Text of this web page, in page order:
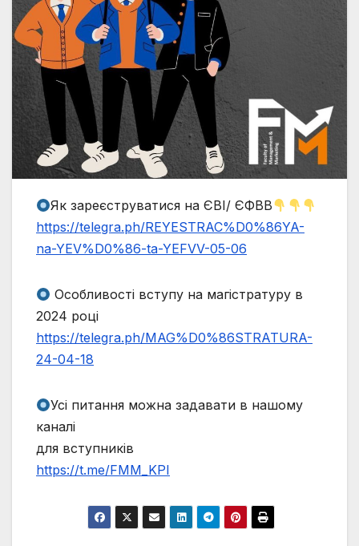
Як зареєструватися на ЄВІ/ ЄФВВ
https://telegra.ph/REYESTRAC%D0%86YA-
na-YEV%D0%86-ta-YEFVV-05-06
Особливості вступу на магістратуру в
2024 році
https://telegra.ph/MAG%D0%86STRATURA-
24-04-18
Усі питання можна задавати в нашому
каналі
для вступників
https://t.me/FMM_KPI